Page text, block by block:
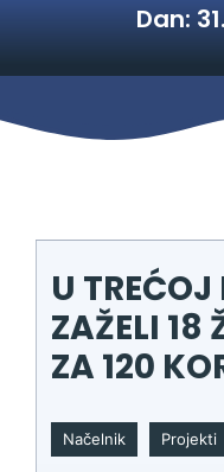
Dan:
U
ZAŽELI 18
ZA 120
Načelnik Projekti